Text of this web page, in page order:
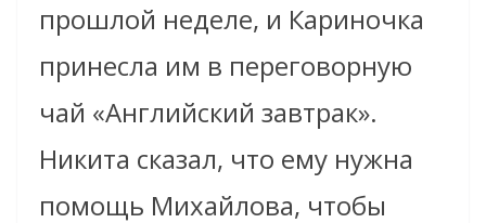
прошлой неделе, и Кариночка
принесла им в переговорную
чай «Английский завтрак».
Никита сказал, что ему нужна
помощь Михайлова, чтобы